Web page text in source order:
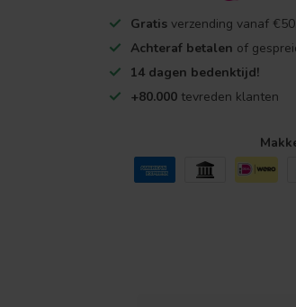
Gratis verzending vanaf
Achteraf betalen of
14 dagen bedenktijd!
+80.000 tevreden klanten